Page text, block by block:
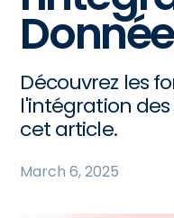
Découvrez les
l'intégration
cet article.
March 6, 2025